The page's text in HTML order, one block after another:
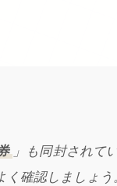
」も同封されて
く確認しましょう